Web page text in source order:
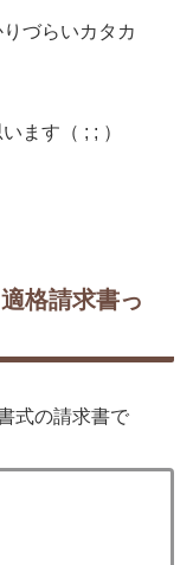
づらいカタカ
ます（ ; ; ）
格請求書っ
式の請求書で